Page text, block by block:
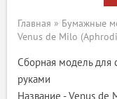
Главная » Бумажные
Venus de Milo
Сборная модель для
руками
Название - Venus de